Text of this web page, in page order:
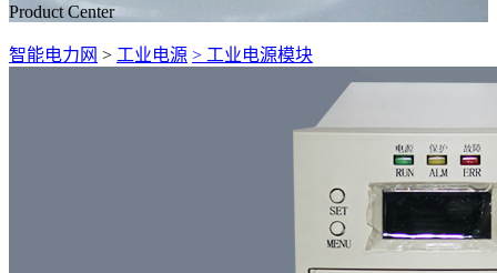
Product Center
智能电力网 > 工业电源 > 工业电源模块